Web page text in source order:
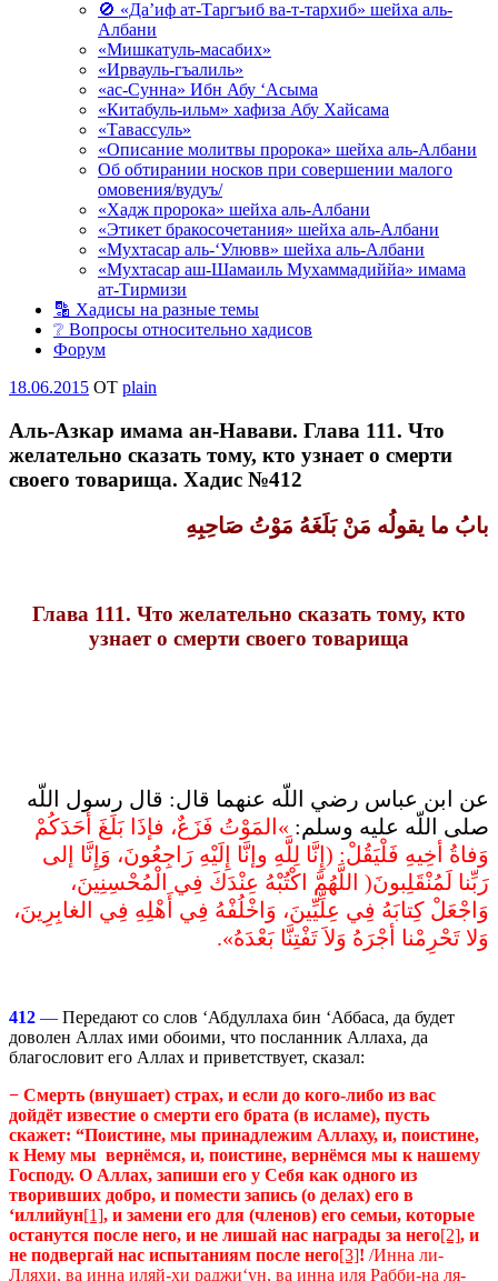
🚫 «Да’иф ат-Таргъиб ва-т-тархиб» шейха аль-
Албани
«Мишкатуль-масабих»
«Ирвауль-гъалиль»
«ас-Сунна» Ибн Абу ‘Асыма
«Китабуль-ильм» хафиза Абу Хайсама
«Тавассуль»
«Описание молитвы пророка» шейха аль-Албани
Об обтирании носков при совершении малого
омовения/вудуъ/
«Хадж пророка» шейха аль-Албани
«Этикет бракосочетания» шейха аль-Албани
«Мухтасар аль-‘Улювв» шейха аль-Албани
«Мухтасар аш-Шамаиль Мухаммадиййа» имама
ат-Тирмизи
🔡 Хадисы на разные темы
❔ Вопросы относительно хадисов
Форум
Опубликовано
18.06.2015 OT plain
Аль-Азкар имама ан-Навави. Глава 111. Что
желательно сказать тому, кто узнает о смерти
своего товарища. Хадис №412
بابُ ما يقولُه مَنْ بَلَغَهُ مَوْتُ صَاحِبِهِ
Глава 111. Что желательно сказать тому, кто
узнает о смерти своего товарища
عن ابن عباس رضي اللّه عنهما قال‏:‏ قال رسول اللّه
صلى اللّه عليه وسلم‏: ‏ ‏»‏المَوْتُ فَزَعٌ، فإذَا بَلَغَ أحَدَكُمْ
وَفاةُ أخِيهِ فَلْيَقُلْ‏:‏ ‏(‏إِنَّا لِلَّهِ وإنَّا إِلَيْهِ رَاجِعُونَ، وَإِنَّا إلى
رَبِّنا لَمُنْقَلِبونَ‏(‏ اللَّهُمَّ اكْتُبْهُ عِنْدَكَ فِي الْمُحْسِنِينَ،
وَاجْعَلْ كِتابَهُ فِي عِلِّيِّينَ، وَاخْلُفْهُ فِي أَهْلِهِ فِي الغابِرِينَ،
وَلا تَحْرِمْنا أجْرَهُ وَلاَ تَفْتِنَّا بَعْدَهُ‏»‏‏.‏
412 — Передают со слов ‘Абдуллаха бин ‘Аббаса, да будет
доволен Аллах ими обоими, что посланник Аллаха, да
благословит его Аллах и приветствует, сказал:
− Смерть (внушает) страх, и если до кого-либо из вас
дойдёт известие о смерти его брата (в исламе), пусть
скажет: “Поистине, мы принадлежим Аллаху, и, поистине,
к Нему мы вернёмся, и, поистине, вернёмся мы к нашему
Господу. О Аллах, запиши его у Себя как одного из
творивших добро, и помести запись (о делах) его в
‘иллийун[1], и замени его для (членов) его семьи, которые
останутся после него, и не лишай нас награды за него[2], и
не подвергай нас испытаниям после него[3]! /Инна ли-
Лляхи, ва инна иляй-хи раджи‘ун, ва инна иля Рабби-на ля-